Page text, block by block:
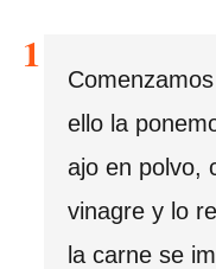
ello la
ajo en polvo,
vinagre y lo
la carne se